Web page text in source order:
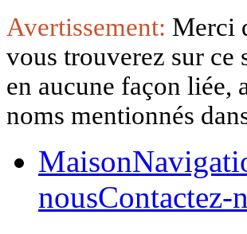
Avertissement: Merci
vous trouverez sur ce
en aucune façon liée,
noms mentionnés
Maison
nousContactez-